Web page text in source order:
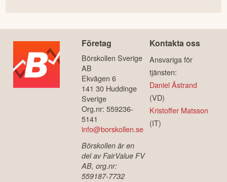
Företag
Börskollen Sverige
AB
Ekvägen 6
141 30 Huddinge
Sverige
Org.nr: 559236-
5141
info@borskollen.se
Börskollen är en
del av FairValue FV
AB, org.nr:
559187-7732
Kontakta oss
Ansvariga för
tjänsten:
Daniel Åstrand
(VD)
Kristoffer Matsson
(IT)